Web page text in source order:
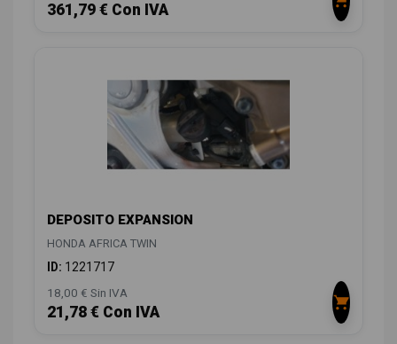
361,79 € Con IVA
DEPOSITO EXPANSION
HONDA AFRICA TWIN
ID: 1221717
18,00 € Sin IVA
21,78 € Con IVA